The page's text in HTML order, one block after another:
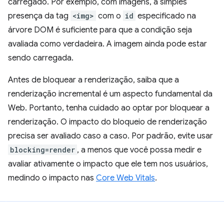
presença da tag <img> com o id especificado na
árvore DOM é suficiente para que a condição seja
avaliada como verdadeira. A imagem ainda pode estar
sendo carregada.
Antes de bloquear a renderização, saiba que a
renderização incremental é um aspecto fundamental da
Web. Portanto, tenha cuidado ao optar por bloquear a
renderização. O impacto do bloqueio de renderização
precisa ser avaliado caso a caso. Por padrão, evite usar
blocking=render , a menos que você possa medir e
avaliar ativamente o impacto que ele tem nos usuários,
medindo o impacto nas Core Web Vitals.